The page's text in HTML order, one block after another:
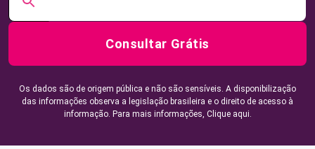
Consultar Grátis
Os dados são de origem pública e não são sensíveis. A disponibilização
das informações observa a legislação brasileira e o direito de acesso à
informação. Para mais informações, Clique aqui.